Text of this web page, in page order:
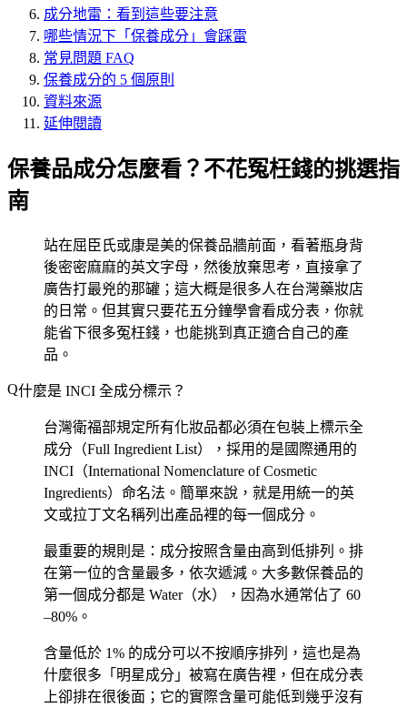
成分地雷：看到這些要注意
哪些情況下「保養成分」會踩雷
常見問題 FAQ
保養成分的 5 個原則
資料來源
延伸閱讀
保養品成分怎麼看？不花冤枉錢的挑選指
南
站在屈臣氏或康是美的保養品牆前面，看著瓶身背
後密密麻麻的英文字母，然後放棄思考，直接拿了
廣告打最兇的那罐；這大概是很多人在台灣藥妝店
的日常。但其實只要花五分鐘學會看成分表，你就
能省下很多冤枉錢，也能挑到真正適合自己的產
品。
什麼是 INCI 全成分標示？
台灣衛福部規定所有化妝品都必須在包裝上標示全
成分（Full Ingredient List），採用的是國際通用的
INCI（International Nomenclature of Cosmetic
Ingredients）命名法。簡單來說，就是用統一的英
文或拉丁文名稱列出產品裡的每一個成分。
最重要的規則是： 成分按照含量由高到低排列 。排
在第一位的含量最多，依次遞減。大多數保養品的
第一個成分都是 Water（水），因為水通常佔了 60
–80%。
含量低於 1% 的成分可以不按順序排列，這也是為
什麼很多「明星成分」被寫在廣告裡，但在成分表
上卻排在很後面；它的實際含量可能低到幾乎沒有